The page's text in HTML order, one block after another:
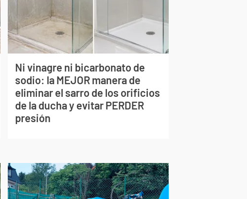
Ni vinagre ni bicarbonato de
sodio: la MEJOR manera de
eliminar el sarro de los orificios
de la ducha y evitar PERDER
presión